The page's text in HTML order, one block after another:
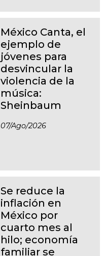
México Canta, el
ejemplo de
jóvenes para
desvincular la
violencia de la
música:
Sheinbaum
07/ago/2026
Se reduce la
inflación en
México por
cuarto mes al
hilo; economía
familiar se